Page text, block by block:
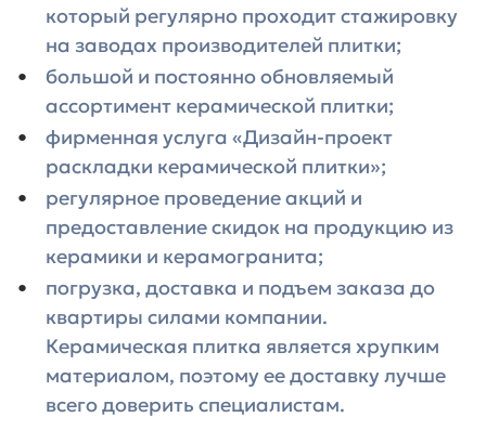
который регулярно проходит стажировку
на заводах производителей плитки;
большой и постоянно обновляемый
ассортимент керамической плитки;
фирменная услуга «Дизайн-проект
раскладки керамической плитки»;
регулярное проведение акций и
предоставление скидок на продукцию из
керамики и керамогранита;
погрузка, доставка и подъем заказа до
квартиры силами компании.
Керамическая плитка является хрупким
материалом, поэтому ее доставку лучше
всего доверить специалистам.